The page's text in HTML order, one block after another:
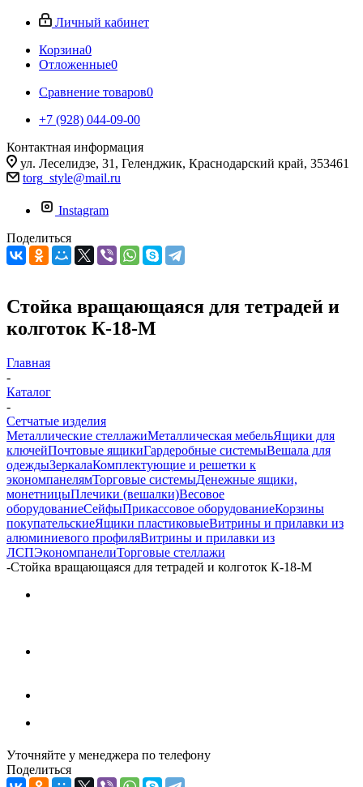
Личный кабинет
Корзина0
Отложенные0
Сравнение товаров0
+7 (928) 044-09-00
Контактная информация
ул. Леселидзе, 31, Геленджик, Краснодарский край, 353461
torg_style@mail.ru
Instagram
Поделиться
Стойка вращающаяся для тетрадей и
колготок К-18-М
Главная
-
Каталог
-
Сетчатые изделия
Металлические стеллажиМеталлическая мебельЯщики для
ключейПочтовые ящикиГардеробные системыВешала для
одеждыЗеркалаКомплектующие и решетки к
экономпанелямТорговые системыДенежные ящики,
монетницыПлечики (вешалки)Весовое
оборудованиеСейфыПрикассовое оборудованиеКорзины
покупательскиеЯщики пластиковыеВитрины и прилавки из
алюминиевого профиляВитрины и прилавки из
ЛСПЭкономпанелиТорговые стеллажи
-Стойка вращающаяся для тетрадей и колготок К-18-М
Уточняйте у менеджера по телефону
Поделиться